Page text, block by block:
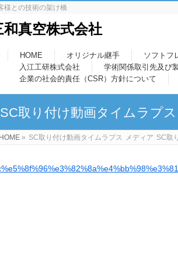
様との技術の架け橋
和真空株式会社
HOME オリジナル継手 ソフトフ
入江工研株式会社
学術関係取引先及び
企業の社会的責任（CSR）方針について
SC取り付け動画タイムラプス
HOME » SC取り付け動画タイムラプス メディア SC取